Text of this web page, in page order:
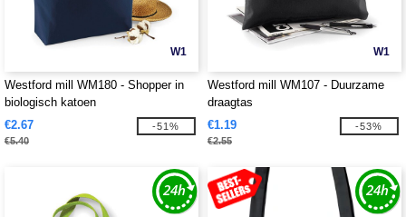
W1
Westford mill WM180 - Shopper in
biologisch katoen
€2.67
€5.40
-51%
W1
Westford mill WM107 - Duurzame
draagtas
€1.19
€2.55
-53%